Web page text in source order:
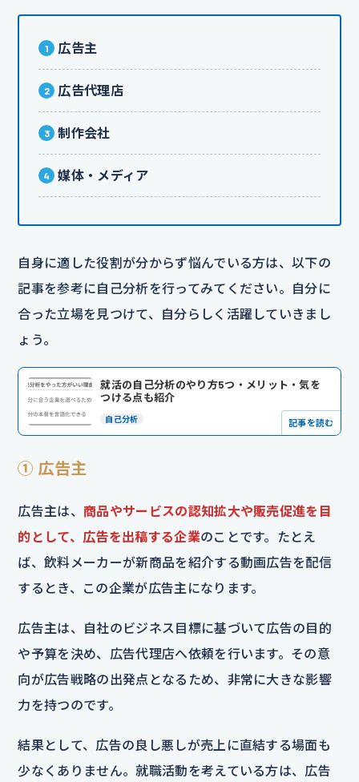
広告主
広告代理店
制作会社
媒体・メディア
自身に適した役割が分からず悩んでいる方は、以下の
記事を参考に自己分析を行ってみてください。自分に
合った立場を見つけて、自分らしく活躍していきまし
ょう。
就活の自己分析のやり方5つ・メリット・気を
つける点も紹介
自己分析 記事を読む
① 広告主
広告主は、 商品やサービスの認知拡大や販売促進を目
的として、広告を出稿する企業のことです。たとえ
ば、飲料メーカーが新商品を紹介する動画広告を配信
するとき、この企業が広告主になります。
広告主は、自社のビジネス目標に基づいて広告の目的
や予算を決め、広告代理店へ依頼を行います。その意
向が広告戦略の出発点となるため、非常に大きな影響
力を持つのです。
結果として、広告の良し悪しが売上に直結する場面も
少なくありません。就職活動を考えている方は、広告